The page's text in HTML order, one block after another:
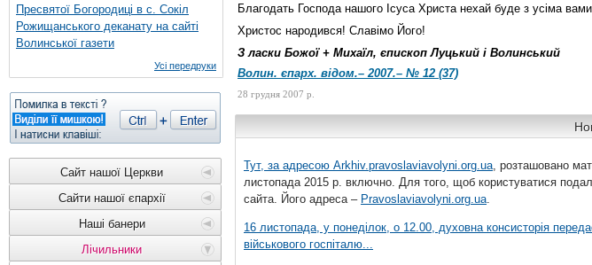
Пресвятої Богородиці в с. Сокіл
Рожищанського деканату на сайті
Волинської газети
Усі передруки
Сайт нашої Церкви
Сайти нашої єпархії
Наші банери
Лічильники
Благодать Господа нашого Ісуса Христа нехай буде з усіма
Христос народився! Славімо Його!
З ласки Божої + Михаїл, єпископ Луцький і Волинський
Волин. єпарх. відом.– 2007.– № 12 (37)
28 грудня 2007 р.
Тут, за адресою Arkhiv.pravoslaviavolyni.org.ua, розташовано
листопада 2015 р. включно. Для того, щоб користуватися
сайта. Його адреса – Pravoslaviavolyni.org.ua.
16 листопада, у понеділок, о 12.00, духовна консисторія
військового госпіталю...